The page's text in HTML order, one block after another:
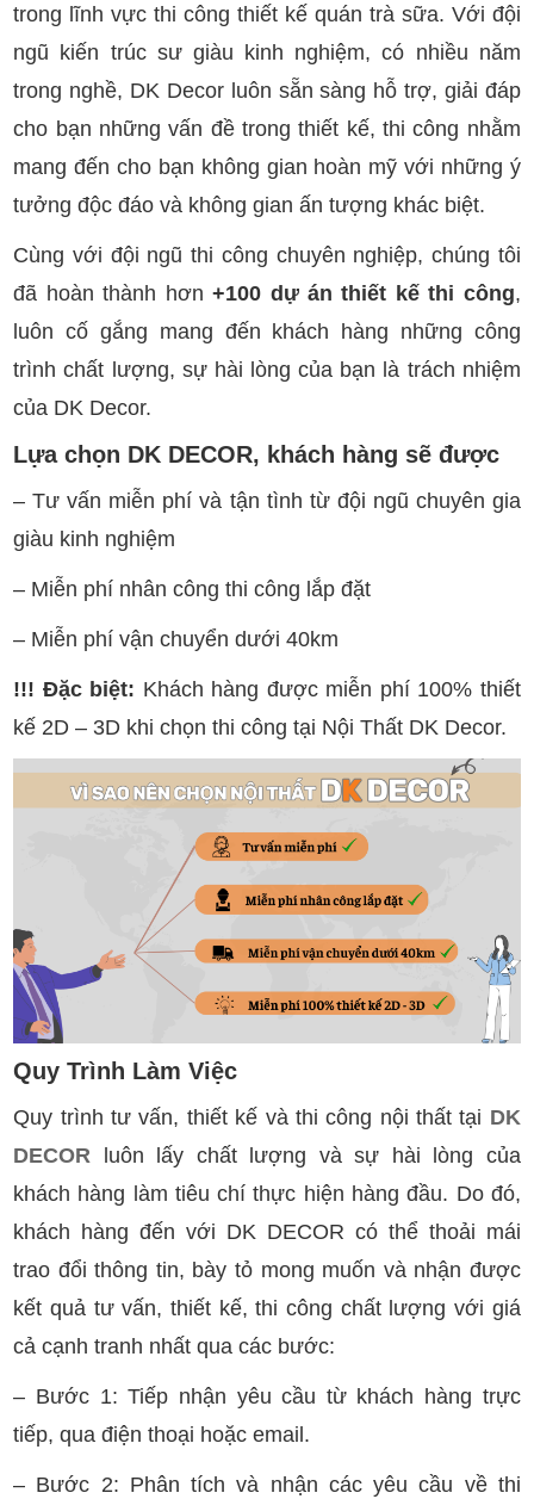
trong lĩnh vực thi công thiết kế quán trà sữa. Với đội
ngũ kiến trúc sư giàu kinh nghiệm, có nhiều năm
trong nghề, DK Decor luôn sẵn sàng hỗ trợ, giải đáp
cho bạn những vấn đề trong thiết kế, thi công nhằm
mang đến cho bạn không gian hoàn mỹ với những ý
tưởng độc đáo và không gian ấn tượng khác biệt.
Cùng với đội ngũ thi công chuyên nghiệp, chúng tôi
đã hoàn thành hơn+100 dự án thiết kế thi công,
luôn cố gắng mang đến khách hàng những công
trình chất lượng, sự hài lòng của bạn là trách nhiệm
của DK Decor.
Lựa chọn DK DECOR, khách hàng sẽ được
– Tư vấn miễn phí và tận tình từ đội ngũ chuyên gia
giàu kinh nghiệm
– Miễn phí nhân công thi công lắp đặt
– Miễn phí vận chuyển dưới 40km
!!! Đặc biệt: Khách hàng được miễn phí 100% thiết
kế 2D – 3D khi chọn thi công tại Nội Thất DK Decor.
Quy Trình Làm Việc
Quy trình tư vấn, thiết kế và thi công nội thất tại DK
DECOR luôn lấy chất lượng và sự hài lòng của
khách hàng làm tiêu chí thực hiện hàng đầu. Do đó,
khách hàng đến với DK DECOR có thể thoải mái
trao đổi thông tin, bày tỏ mong muốn và nhận được
kết quả tư vấn, thiết kế, thi công chất lượng với giá
cả cạnh tranh nhất qua các bước:
– Bước 1: Tiếp nhận yêu cầu từ khách hàng trực
tiếp, qua điện thoại hoặc email.
– Bước 2: Phân tích và nhận các yêu cầu về thi